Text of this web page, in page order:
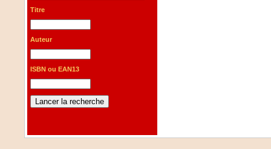
Titre
Auteur
ISBN ou EAN13